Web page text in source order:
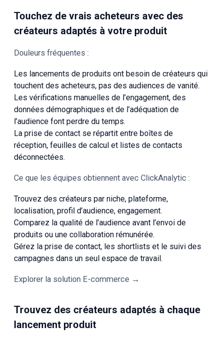
Touchez de vrais acheteurs avec des
créateurs adaptés à votre produit
Douleurs fréquentes :
Les lancements de produits ont besoin de créateurs qui
touchent des acheteurs, pas des audiences de vanité.
Les vérifications manuelles de l’engagement, des
données démographiques et de l’adéquation de
l’audience font perdre du temps.
La prise de contact se répartit entre boîtes de
réception, feuilles de calcul et listes de contacts
déconnectées.
Ce que les équipes obtiennent avec ClickAnalytic :
Trouvez des créateurs par niche, plateforme,
localisation, profil d’audience, engagement.
Comparez la qualité de l’audience avant l’envoi de
produits ou une collaboration rémunérée.
Gérez la prise de contact, les shortlists et le suivi des
campagnes dans un seul espace de travail.
Explorer la solution E-commerce →
Trouvez des créateurs adaptés à chaque
lancement produit